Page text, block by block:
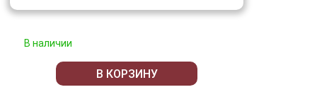
В наличии
В КОРЗИНУ